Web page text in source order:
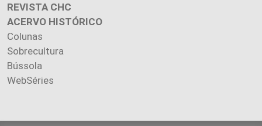
REVISTA CHC
ACERVO HISTÓRICO
Colunas
Sobrecultura
Bússola
WebSéries